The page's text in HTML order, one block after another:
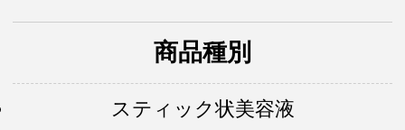
商品種別
スティック状美容液